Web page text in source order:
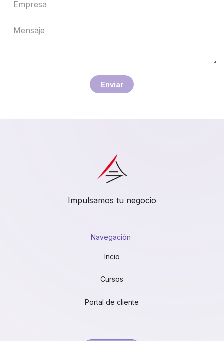
En​​​​viar
Impulsamos tu negocio
Navegación
Incio
Cursos
Portal de cliente